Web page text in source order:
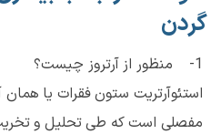
گردن
1- منظور از آرتروز چیست؟
استئوآرتریت ستون فقرات یا همان
مفصلی است که طی تحلیل و